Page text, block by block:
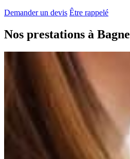
Demander un devis Être rappelé
Nos prestations à